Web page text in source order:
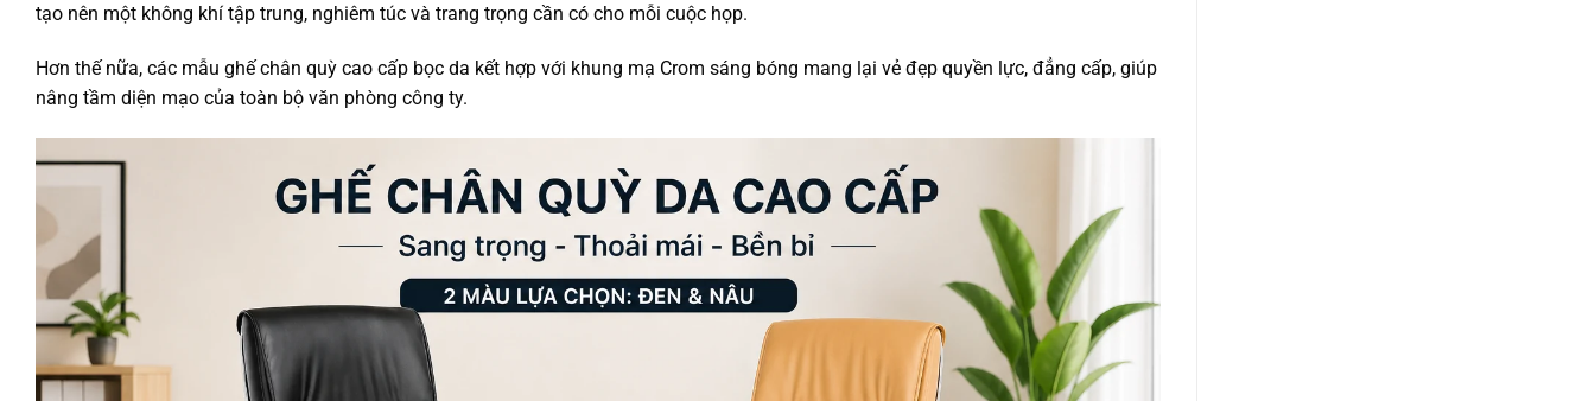
tạo nên một không khí tập trung, nghiêm túc và trang trọng cần có cho mỗi cuộc họp.
Hơn thế nữa, các mẫu ghế chân quỳ cao cấp bọc da kết hợp với khung mạ Crom sáng bóng mang lại vẻ đẹp quyền lực, đẳng cấp, giúp
nâng tầm diện mạo của toàn bộ văn phòng công ty.